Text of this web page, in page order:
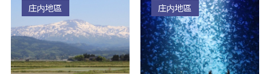
庄内地區 庄内地區